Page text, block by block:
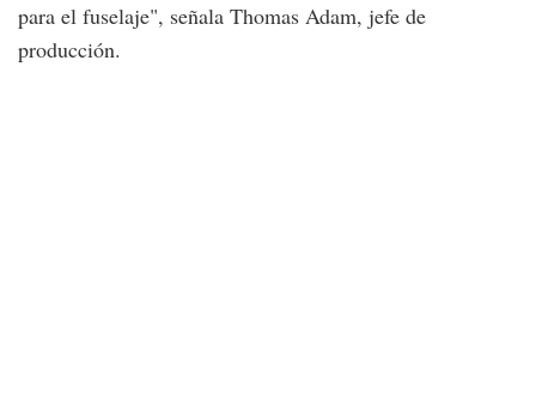
para el fuselaje", señala Thomas Adam, jefe de
producción.